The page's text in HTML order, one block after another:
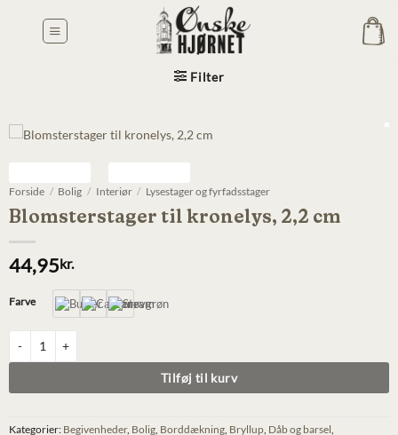
Filter
Forside / Bolig / Interiør / Lysestager og fyrfadsstager
Blomsterstager til kronelys, 2,2 cm
44,95kr.
Farve
Tilføj til kurv
Kategorier: Begivenheder, Bolig Borddækning Bryllup Dåb og barsel